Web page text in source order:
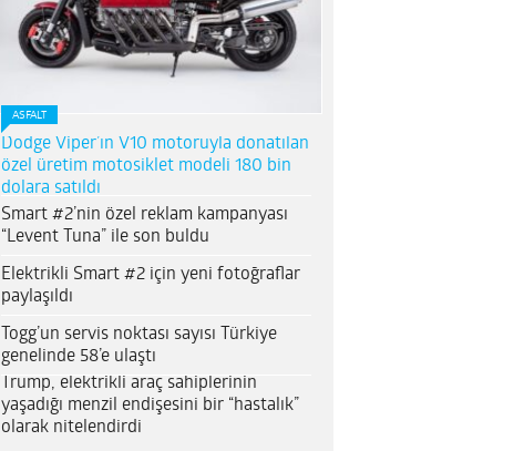
ASFALT
Dodge Viper’ın V10 motoruyla donatılan
özel üretim motosiklet modeli 180 bin
dolara satıldı
Smart #2’nin özel reklam kampanyası
“Levent Tuna” ile son buldu
Elektrikli Smart #2 için yeni fotoğraflar
paylaşıldı
Togg’un servis noktası sayısı Türkiye
genelinde 58’e ulaştı
Trump, elektrikli araç sahiplerinin
yaşadığı menzil endişesini bir “hastalık”
olarak nitelendirdi